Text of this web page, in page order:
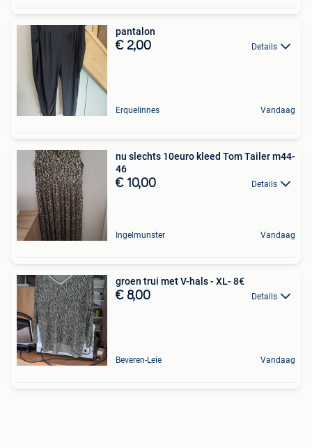
pantalon
€ 2,00 Details
Erquelinnes Vandaag
nu slechts 10euro kleed Tom Tailer m44-
46
€ 10,00 Details
Ingelmunster Vandaag
groen trui met V-hals - XL- 8€
€ 8,00 Details
Beveren-Leie Vandaag